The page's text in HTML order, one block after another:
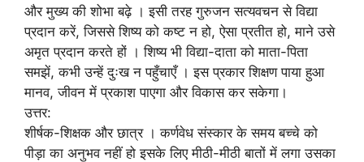
और मुख्य की शोभा बढ़े । इसी तरह गुरुजन सत्यवचन से विद्या
प्रदान करें, जिससे शिष्य को कष्ट न हो, ऐसा प्रतीत हो, माने उसे
अमृत प्रदान करते हों । शिष्य भी विद्या-दाता को माता-पिता
समझें, कभी उन्हें दुःख न पहुँचाएँ । इस प्रकार शिक्षण पाया हुआ
मानव, जीवन में प्रकाश पाएगा और विकास कर सकेगा।
उत्तर:
शीर्षक-शिक्षक और छात्र । कर्णवेध संस्कार के समय बच्चे को
पीड़ा का अनुभव नहीं हो इसके लिए मीठी-मीठी बातों में लगा उसका